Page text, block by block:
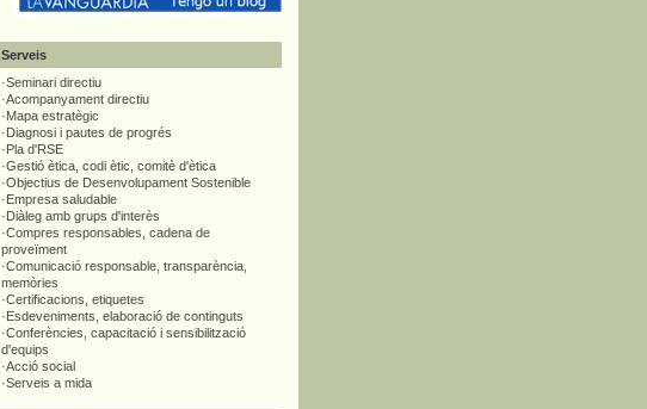
Serveis
·Seminari directiu
·Acompanyament directiu
·Mapa estratègic
·Diagnosi i pautes de progrés
·Pla d'RSE
·Gestió ètica, codi ètic, comitè d'ètica
·Objectius de Desenvolupament Sostenible
·Empresa saludable
·Diàleg amb grups d'interès
·Compres responsables, cadena de
proveïment
·Comunicació responsable, transparència,
memòries
·Certificacions, etiquetes
·Esdeveniments, elaboració de continguts
·Conferències, capacitació i sensibilització
d'equips
·Acció social
·Serveis a mida